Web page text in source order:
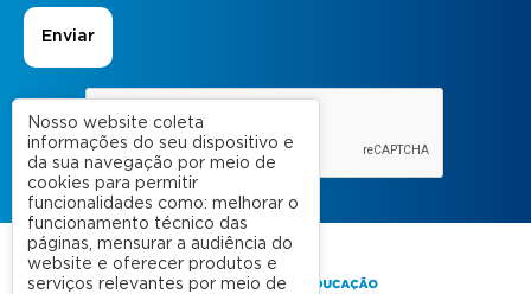
Nosso website coleta
informações do seu dispositivo e
da sua navegação por meio de
cookies para permitir
funcionalidades como: melhorar o
funcionamento técnico das
páginas, mensurar a audiência do
website e oferecer produtos e
serviços relevantes por meio de